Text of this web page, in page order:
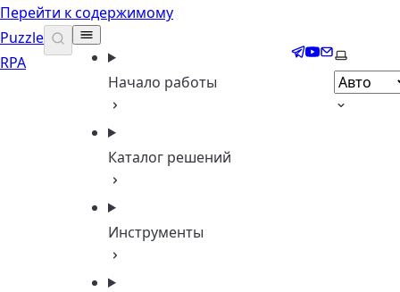
Перейти к содержимому
Puzzle
RPA
Начало работы
Каталог решений
Инструменты
Telegram
YouTube
Email